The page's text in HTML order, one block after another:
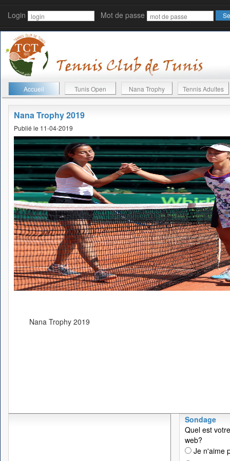
Login Mot de passe
Accueil Tunis Open Nana Trophy Tennis Adultes
Nana Trophy 2019
Publié le 11-04-2019
Nana Trophy 2019
Sondage
Quel est
web?
Je n'aime